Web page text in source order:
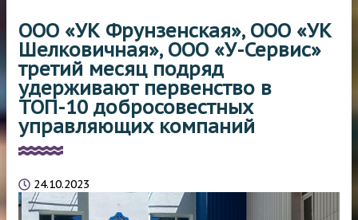
ООО «УК Фрунзенская», ООО «УК
Шелковичная», ООО «У-Сервис»
третий месяц подряд
удерживают первенство в
ТОП-10 добросовестных
управляющих компаний
24.10.2023